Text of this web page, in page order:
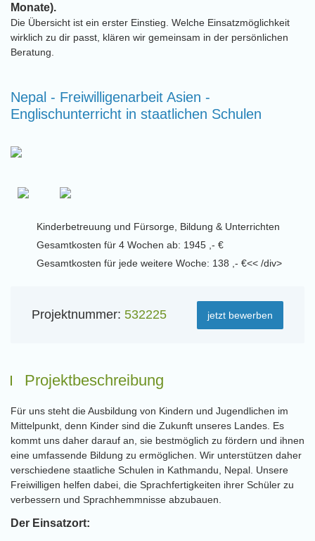
Monate).
Die Übersicht ist ein erster Einstieg. Welche Einsatzmöglichkeit
wirklich zu dir passt, klären wir gemeinsam in der persönlichen
Beratung.
Nepal - Freiwilligenarbeit Asien -
Englischunterricht in staatlichen Schulen
Kinderbetreuung und Fürsorge, Bildung & Unterrichten
Gesamtkosten für 4 Wochen ab: 1945 ,- €
Gesamtkosten für jede weitere Woche: 138 ,- €<< /div>
Projektnummer: 532225 jetzt bewerben
Projektbeschreibung
Für uns steht die Ausbildung von Kindern und Jugendlichen im
Mittelpunkt, denn Kinder sind die Zukunft unseres Landes. Es
kommt uns daher darauf an, sie bestmöglich zu fördern und ihnen
eine umfassende Bildung zu ermöglichen. Wir unterstützen daher
verschiedene staatliche Schulen in Kathmandu, Nepal. Unsere
Freiwilligen helfen dabei, die Sprachfertigkeiten ihrer Schüler zu
verbessern und Sprachhemmnisse abzubauen.
Der Einsatzort: